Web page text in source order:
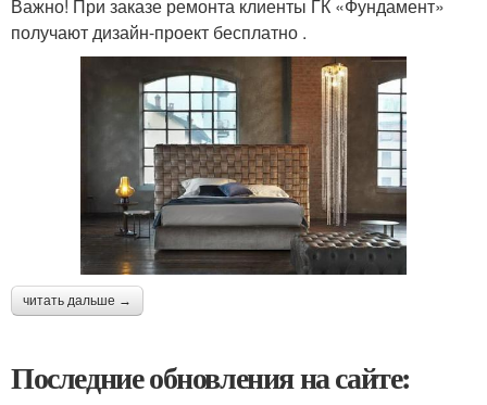
Важно! При заказе ремонта клиенты ГК «Фундамент»
получают дизайн-проект бесплатно .
читать дальше →
Последние обновления на сайте: